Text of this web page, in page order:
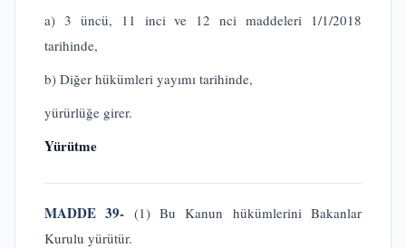
a) 3 üncü, 11 inci ve 12 nci maddeleri 1/1/2018
tarihinde,
b) Diğer hükümleri yayımı tarihinde,
yürürlüğe girer.
Yürütme
MADDE 39- (1) Bu Kanun hükümlerini Bakanlar
Kurulu yürütür.